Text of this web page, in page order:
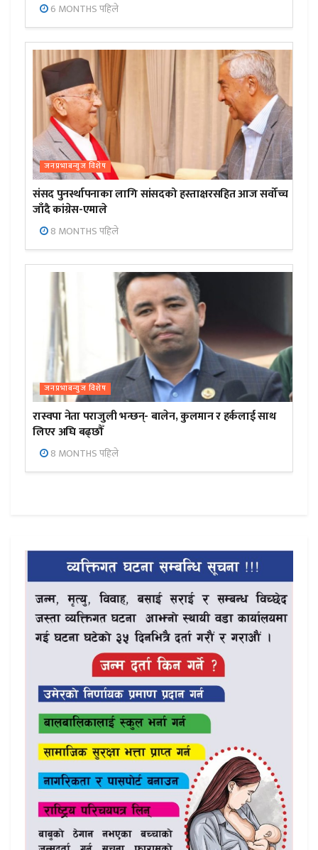
6 MONTHS पहिले
जनप्रभाबन्युज विशेष
संसद पुनर्स्थापनाका लागि सांसदको हस्ताक्षरसहित आज सर्वोच्च
जाँदै कांग्रेस-एमाले
8 MONTHS पहिले
जनप्रभाबन्युज विशेष
रास्वपा नेता पराजुली भन्छन्- बालेन, कुलमान र हर्कलाई साथ
लिएर अघि बढ्छौँ
8 MONTHS पहिले